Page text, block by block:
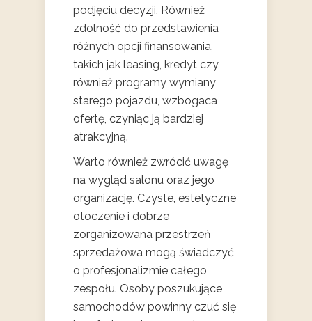
podjęciu decyzji. Również
zdolność do przedstawienia
różnych opcji finansowania,
takich jak leasing, kredyt czy
również programy wymiany
starego pojazdu, wzbogaca
ofertę, czyniąc ją bardziej
atrakcyjną.
Warto również zwrócić uwagę
na wygląd salonu oraz jego
organizację. Czyste, estetyczne
otoczenie i dobrze
zorganizowana przestrzeń
sprzedażowa mogą świadczyć
o profesjonalizmie całego
zespołu. Osoby poszukujące
samochodów powinny czuć się